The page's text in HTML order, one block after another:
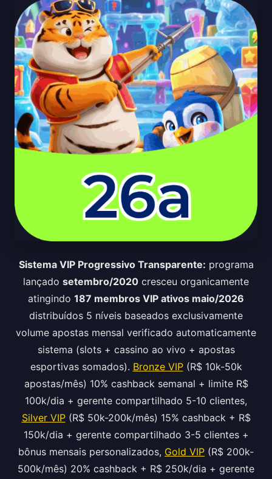
Sistema VIP Progressivo Transparente: programa
lançado setembro/2020 cresceu organicamente
atingindo 187 membros VIP ativos maio/2026
distribuídos 5 níveis baseados exclusivamente
volume apostas mensal verificado automaticamente
sistema (slots + cassino ao vivo + apostas
esportivas somados). Bronze VIP(R$ 10k-50k
apostas/mês) 10% cashback semanal + limite R$
100k/dia + gerente compartilhado 5-10 clientes,
Silver VIP(R$ 50k-200k/mês) 15% cashback + R$
150k/dia + gerente compartilhado 3-5 clientes +
bônus mensais personalizados, Gold VIP (R$ 200k-
500k/mês) 20% cashback + R$ 250k/dia + gerente